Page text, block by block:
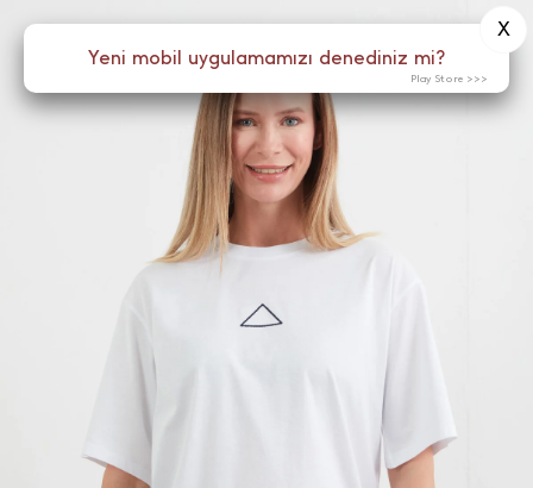
Menü
Yeni mobil uygulamamızı denediniz mi?
X
Play Store >>>